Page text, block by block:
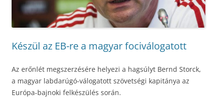
Készül az EB-re a magyar fociválogatott
Az erőnlét megszerzésére helyezi a hagsúlyt Bernd Storck,
a magyar labdarúgó-válogatott szövetségi kapitánya az
Európa-bajnoki felkészülés során.